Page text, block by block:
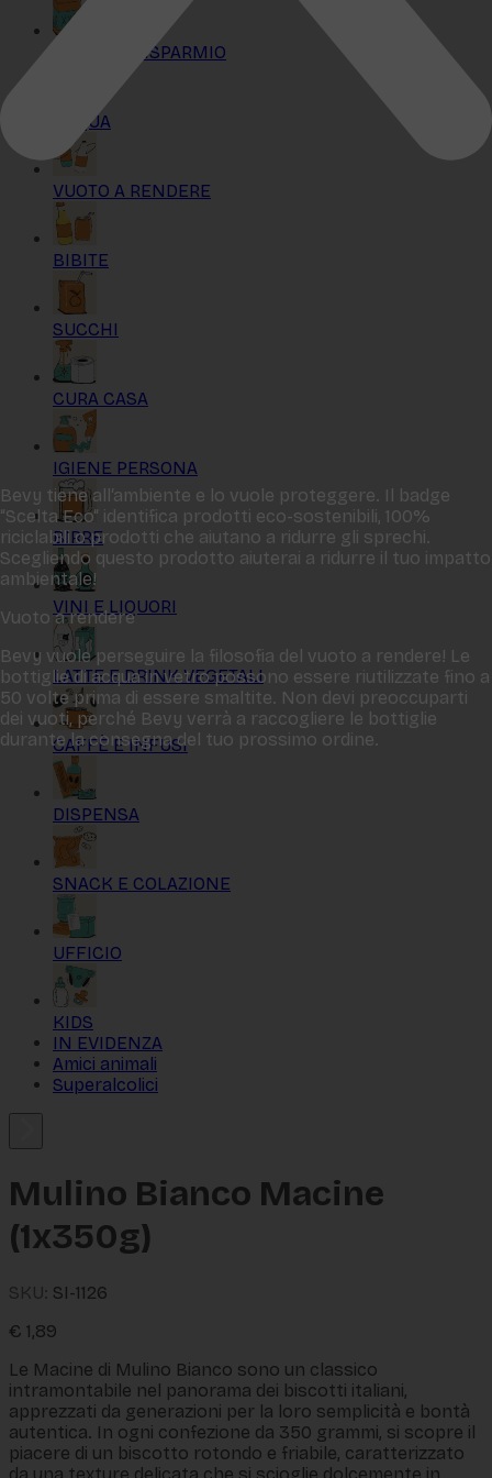
KIT MAXI RISPARMIO
ACQUA
VUOTO A RENDERE
BIBITE
SUCCHI
CURA CASA
IGIENE PERSONA
BIRRE
VINI E LIQUORI
LATTE E DRINK VEGETALI
CAFFÈ E INFUSI
DISPENSA
SNACK E COLAZIONE
UFFICIO
KIDS
IN EVIDENZA
Amici animali
Superalcolici
Bevy tiene all‘ambiente e lo vuole proteggere. Il badge
“Scelta Eco“ identifica prodotti eco-sostenibili, 100%
riciclabili o prodotti che aiutano a ridurre gli sprechi.
Scegliendo questo prodotto aiuterai a ridurre il tuo impatto
ambientale!
Vuoto a rendere
Bevy vuole perseguire la filosofia del vuoto a rendere! Le
bottiglie di acqua in vetro possono essere riutilizzate fino a
50 volte prima di essere smaltite. Non devi preoccuparti
dei vuoti, perché Bevy verrà a raccogliere le bottiglie
durante la consegna del tuo prossimo ordine.
Mulino Bianco Macine
(1x350g)
SKU: SI-1126
€ 1,89
Le Macine di Mulino Bianco sono un classico
intramontabile nel panorama dei biscotti italiani,
apprezzati da generazioni per la loro semplicità e bontà
autentica. In ogni confezione da 350 grammi, si scopre il
piacere di un biscotto rotondo e friabile, caratterizzato